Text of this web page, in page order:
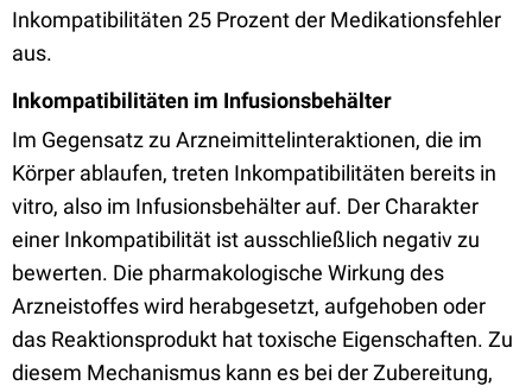
Inkompatibilitäten 25 Prozent der Medikationsfehler
aus.
Inkompatibilitäten im Infusionsbehälter
Im Gegensatz zu Arzneimittelinteraktionen, die im
Körper ablaufen, treten Inkompatibilitäten bereits in
vitro, also im Infusionsbehälter auf. Der Charakter
einer Inkompatibilität ist ausschließlich negativ zu
bewerten. Die pharmakologische Wirkung des
Arzneistoffes wird herabgesetzt, aufgehoben oder
das Reaktionsprodukt hat toxische Eigenschaften. Zu
diesem Mechanismus kann es bei der Zubereitung,